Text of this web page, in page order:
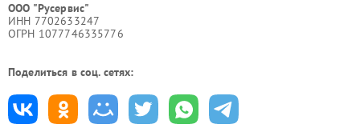
ООО "Русервис"
ИНН 7702633247
ОГРН 1077746335776
Поделиться в соц. сетях: